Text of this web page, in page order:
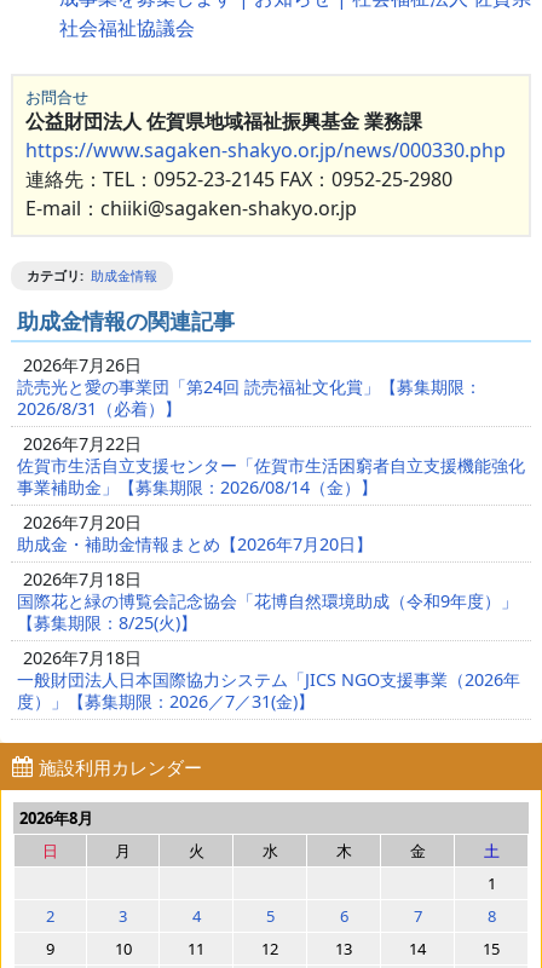
社会福祉協議会
お問合せ
公益財団法人 佐賀県地域福祉振興基金 業務課
https://www.sagaken-shakyo.or.jp/news/000330.php
連絡先：TEL：0952-23-2145 FAX：0952-25-2980
E-mail：chiiki@sagaken-shakyo.or.jp
カテゴリ: 助成金情報
助成金情報の関連記事
2026年7月26日
読売光と愛の事業団「第24回 読売福祉文化賞」【募集期限：
2026/8/31（必着）】
2026年7月22日
佐賀市生活自立支援センター「佐賀市生活困窮者自立支援機能強化
事業補助金」【募集期限：2026/08/14（金）】
2026年7月20日
助成金・補助金情報まとめ【2026年7月20日】
2026年7月18日
国際花と緑の博覧会記念協会「花博自然環境助成（令和9年度）」
【募集期限：8/25(火)】
2026年7月18日
一般財団法人日本国際協力システム「JICS NGO支援事業（2026年
度）」【募集期限：2026／7／31(金)】
施設利用カレンダー
2026年8月
日
月 火 水 木 金
土
1
2
3 4 5 6 7
8
9
10 11 12 13 14
15